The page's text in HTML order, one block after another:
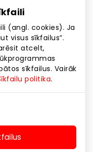
(angl. cookies). Ja
visus sīkfailus”.
atcelt,
sīkfailus. Vairāk
politika.
ar prieku un
gaitas.”
kas ikdienā
“AKROPOLE”
labdarības
partneriem
organizēs
skolai
skolai noderīgas